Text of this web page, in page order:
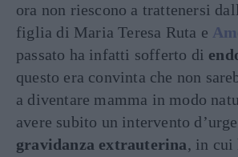
ora non riescono a trattenersi
figlia di Maria Teresa Ruta e
passato ha infatti sofferto di
questo era convinta che non
a diventare mamma in modo
avere subito un intervento
gravidanza extrauterina, in cui